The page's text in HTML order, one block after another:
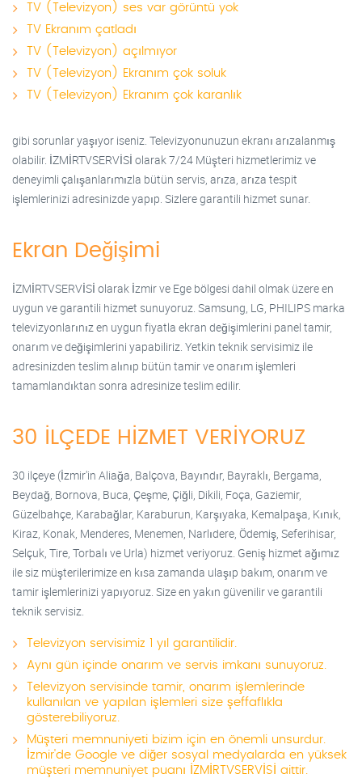
TV (Televizyon) ses var görüntü yok
TV Ekranım çatladı
TV (Televizyon) açılmıyor
TV (Televizyon) Ekranım çok soluk
TV (Televizyon) Ekranım çok karanlık
gibi sorunlar yaşıyor iseniz. Televizyonunuzun ekranı arızalanmış
olabilir. İZMİRTVSERVİSİ olarak 7/24 Müşteri hizmetlerimiz ve
deneyimli çalışanlarımızla bütün servis, arıza, arıza tespit
işlemlerinizi adresinizde yapıp. Sizlere garantili hizmet sunar.
Ekran Değişimi
İZMİRTVSERVİSİ olarak İzmir ve Ege bölgesi dahil olmak üzere en
uygun ve garantili hizmet sunuyoruz. Samsung, LG, PHILIPS marka
televizyonlarınız en uygun fiyatla ekran değişimlerini panel tamir,
onarım ve değişimlerini yapabiliriz. Yetkin teknik servisimiz ile
adresinizden teslim alınıp bütün tamir ve onarım işlemleri
tamamlandıktan sonra adresinize teslim edilir.
30 İLÇEDE HİZMET VERİYORUZ
30 ilçeye (İzmir'in Aliağa, Balçova, Bayındır, Bayraklı, Bergama,
Beydağ, Bornova, Buca, Çeşme, Çiğli, Dikili, Foça, Gaziemir,
Güzelbahçe, Karabağlar, Karaburun, Karşıyaka, Kemalpaşa, Kınık,
Kiraz, Konak, Menderes, Menemen, Narlıdere, Ödemiş, Seferihisar,
Selçuk, Tire, Torbalı ve Urla) hizmet veriyoruz. Geniş hizmet ağımız
ile siz müşterilerimize en kısa zamanda ulaşıp bakım, onarım ve
tamir işlemlerinizi yapıyoruz. Size en yakın güvenilir ve garantili
teknik servisiz.
Televizyon servisimiz 1 yıl garantilidir.
Aynı gün içinde onarım ve servis imkanı sunuyoruz.
Televizyon servisinde tamir, onarım işlemlerinde
kullanılan ve yapılan işlemleri size şeffaflıkla
gösterebiliyoruz.
Müşteri memnuniyeti bizim için en önemli unsurdur.
İzmir'de Google ve diğer sosyal medyalarda en yüksek
müşteri memnuniyet puanı İZMİRTVSERVİSİ aittir.